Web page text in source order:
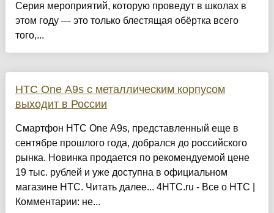
Серия мероприятий, которую проведут в школах в
этом году — это только блестящая обёртка всего
того,...
HTC One A9s с металлическим корпусом
выходит в России
Смартфон HTC One A9s, представленный еще в
сентябре прошлого года, добрался до российского
рынка. Новинка продается по рекомендуемой цене
19 тыс. рублей и уже доступна в официальном
магазине HTC. Читать далее... 4HTC.ru - Все о HTC |
Комментарии: не...